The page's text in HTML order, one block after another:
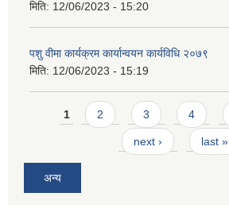
मिति: 12/06/2023 - 15:20
पशु वीमा कार्यक्रम कार्यान्वयन कार्यविधि २०७९
मिति: 12/06/2023 - 15:19
Pages
1 2 3 4
next › last »
अन्य